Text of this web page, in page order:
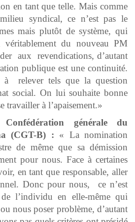
en tant que telle. Mais comme
syndical, ce n’est pas le
mais plutôt de système, qui
véritablement du nouveau PM
aux revendications, d’autant
publique est une continuité.
à relever tels que la question
social. On lui souhaite bonne
travailler à l’apaisement.»
Confédération générale du
(CGT-B) : « La nomination
de même que sa démission
pour nous. Face à certaines
en tant que responsable, aller
Donc pour nous, ce n’est
l’individu en elle-même qui
nous poser problème, d’autant